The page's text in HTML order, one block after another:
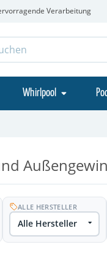
Verarbeitung
Whirlpool
ALLE HERSTELLER
Alle Hersteller